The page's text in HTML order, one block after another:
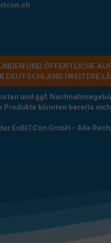
UND ÖFFENTLICHE
(WEITERE
und ggf.
könnten bereits
EnBITCon GmbH - Alle